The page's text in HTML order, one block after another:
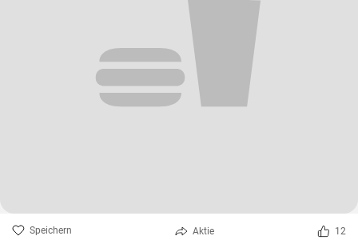
Speichern Aktie 12